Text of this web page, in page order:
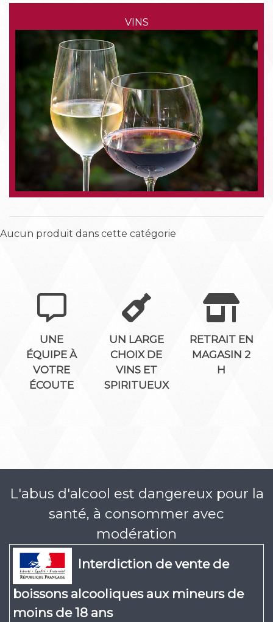
VINS
Aucun produit dans cette catégorie
UNE
ÉQUIPE À
VOTRE
ÉCOUTE
UN LARGE
CHOIX DE
VINS ET
SPIRITUEUX
RETRAIT EN
MAGASIN 2
H
L'abus d'alcool est dangereux pour la
santé, à consommer avec
modération
Interdiction de vente de
boissons alcooliques aux mineurs de
moins de 18 ans